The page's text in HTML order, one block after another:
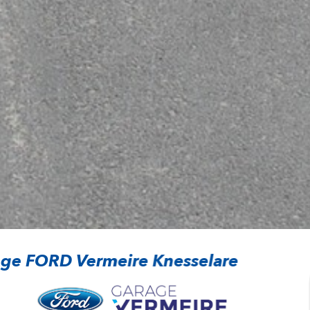
FORD Vermeire Knesselare